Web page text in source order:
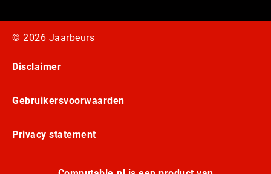
© 2026 Jaarbeurs
Disclaimer
Gebruikersvoorwaarden
Privacy statement